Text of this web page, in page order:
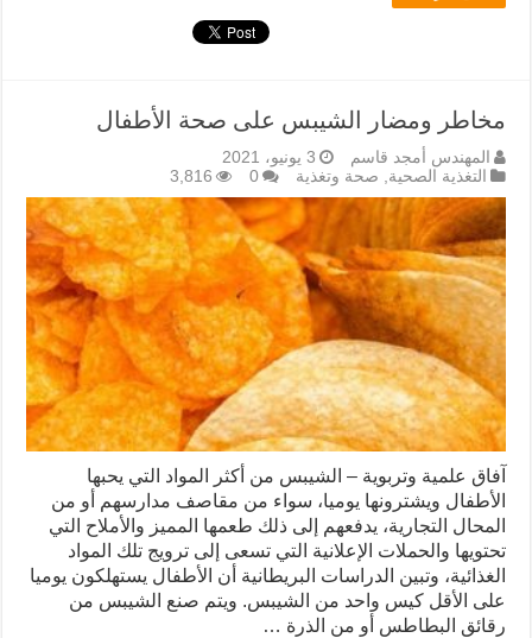
مخاطر ومضار الشيبس على صحة الأطفال
المهندس أمجد قاسم
3 يونيو، 2021
التغذية الصحية
صحة وتغذية 0
3,816
آفاق علمية وتربوية – الشيبس من أكثر المواد التي يحبها
الأطفال ويشترونها يوميا، سواء من مقاصف مدارسهم أو من
المحال التجارية، يدفعهم إلى ذلك طعمها المميز والأملاح التي
تحتويها والحملات الإعلانية التي تسعى إلى ترويج تلك المواد
الغذائية، وتبين الدراسات البريطانية أن الأطفال يستهلكون يوميا
على الأقل كيس واحد من الشيبس. ويتم صنع الشيبس من
رقائق البطاطس أو من الذرة …